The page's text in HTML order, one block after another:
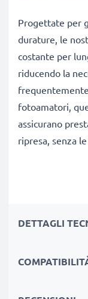
Progettate per
durature, le
costante per
riducendo la
fotoamatori,
assicurano
ripresa, senza
100 DC 80 DC
l’elenco
DETTAGLI